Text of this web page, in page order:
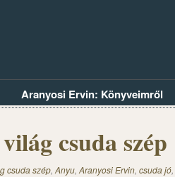
Aranyosi Ervin: Könyveimről
csuda szép
csuda szép, Anyu, Aranyosi Ervin, csuda jó,